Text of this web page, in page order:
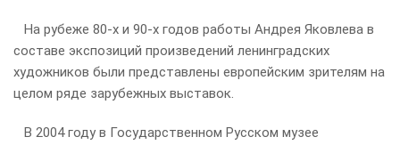
На рубеже 80-х и 90-х годов работы Андрея Яковлева в
составе экспозиций произведений ленинградских
художников были представлены европейским зрителям на
целом ряде зарубежных выставок.
В 2004 году в Государственном Русском музее